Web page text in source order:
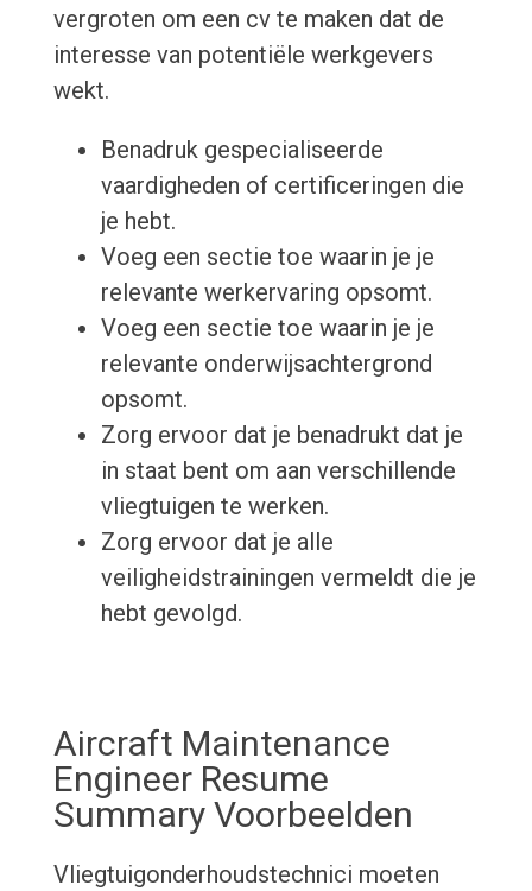
vergroten om een cv te maken dat de
interesse van potentiële werkgevers
wekt.
Benadruk gespecialiseerde
vaardigheden of certificeringen die
je hebt.
Voeg een sectie toe waarin je je
relevante werkervaring opsomt.
Voeg een sectie toe waarin je je
relevante onderwijsachtergrond
opsomt.
Zorg ervoor dat je benadrukt dat je
in staat bent om aan verschillende
vliegtuigen te werken.
Zorg ervoor dat je alle
veiligheidstrainingen vermeldt die je
hebt gevolgd.
Aircraft Maintenance
Engineer Resume
Summary Voorbeelden
Vliegtuigonderhoudstechnici moeten